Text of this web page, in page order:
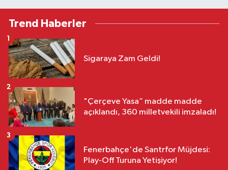
Trend Haberler
Sigaraya Zam Geldi!
1
"Çerçeve Yasa” madde madde
açıklandı, 360 milletvekili imzaladı!
2
Fenerbahçe'de Santrfor Müjdesi:
Play-Off Turuna Yetişiyor!
3